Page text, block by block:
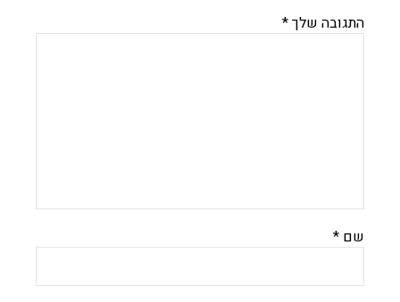
התגובה שלך*
שם *